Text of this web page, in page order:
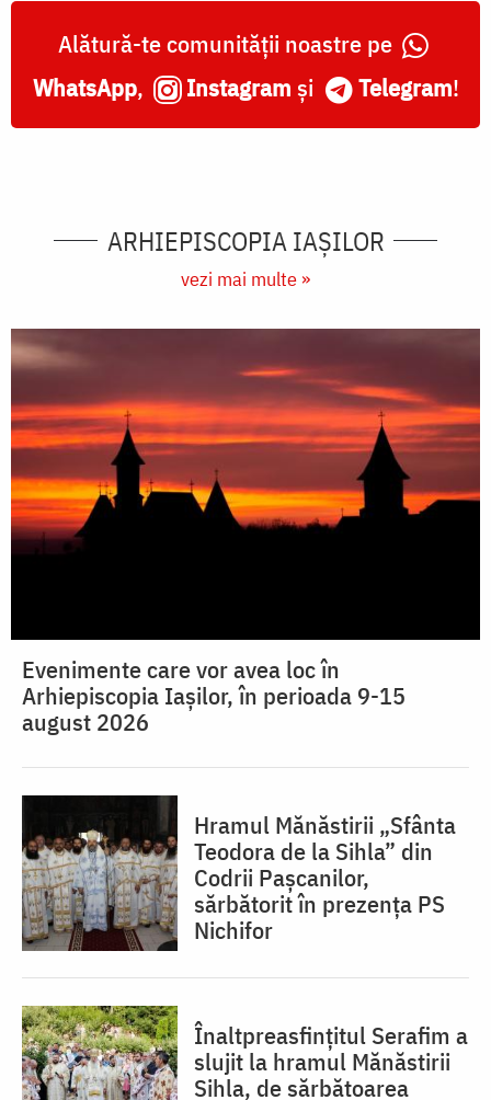
Alătură-te comunității noastre pe
WhatsApp, Instagram și Telegram!
ARHIEPISCOPIA IAŞILOR
vezi mai multe »
Evenimente care vor avea loc în
Arhiepiscopia Iaşilor, în perioada 9-15
august 2026
Hramul Mănăstirii „Sfânta
Teodora de la Sihla” din
Codrii Pașcanilor,
sărbătorit în prezența PS
Nichifor
Înaltpreasfințitul Serafim a
slujit la hramul Mănăstirii
Sihla, de sărbătoarea